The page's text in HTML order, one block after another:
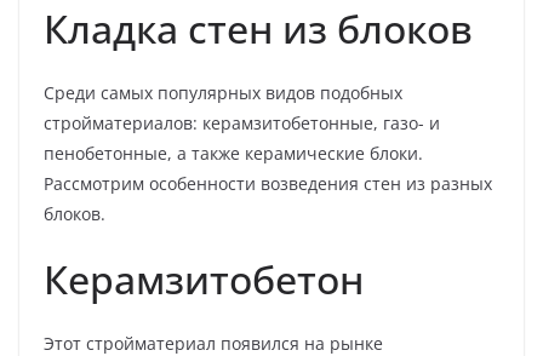
Кладка стен из блоков
Среди самых популярных видов подобных
стройматериалов: керамзитобетонные, газо- и
пенобетонные, а также керамические блоки.
Рассмотрим особенности возведения стен из разных
блоков.
Керамзитобетон
Этот стройматериал появился на рынке